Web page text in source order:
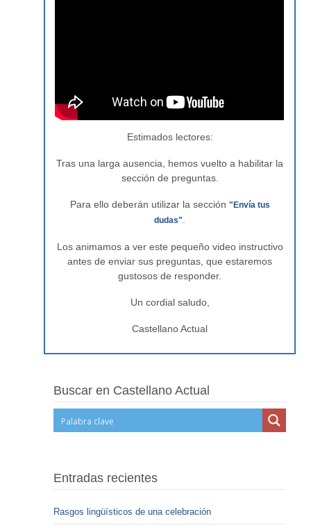
Estimados lectores:
Tras una larga ausencia, hemos vuelto a habilitar la
sección de preguntas.
Para ello deberán utilizar la sección "Envía tus
dudas"
Los animamos a ver este pequeño video instructivo
antes de enviar sus preguntas, que estaremos
gustosos de responder.
Un cordial saludo,
Castellano Actual
Buscar en Castellano Actual
Entradas recientes
Rasgos lingüísticos de una celebración